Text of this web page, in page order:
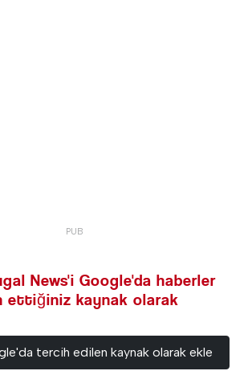
News'i Google'da haberler
ettiğiniz kaynak olarak
tercih edilen kaynak olarak ekle